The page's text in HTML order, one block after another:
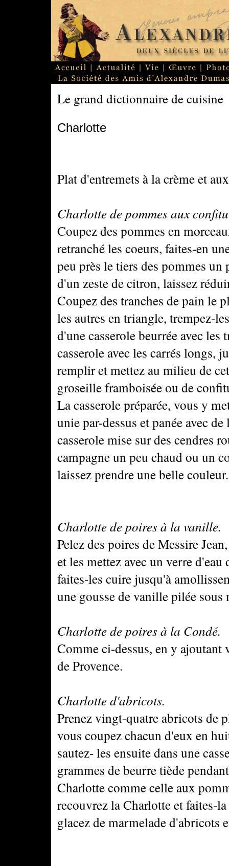
Le grand dictionnaire de cuisine
Charlotte
Plat d'entremets à la crème et
Charlotte de pommes aux
Coupez des pommes en
retranché les coeurs, faites-en
peu près le tiers des pommes
d'un zeste de citron, laissez
Coupez des tranches de pain le
les autres en triangle, trempez-
d'une casserole beurrée avec
casserole avec les carrés longs,
remplir et mettez au milieu de
groseille framboisée ou de
La casserole préparée, vous y
unie par-dessus et panée avec
casserole mise sur des cendres
campagne un peu chaud ou un
laissez prendre une belle couleur.
Charlotte de poires à la vanille.
Pelez des poires de Messire
et les mettez avec un verre
faites-les cuire jusqu'à
une gousse de vanille pilée sous
Charlotte de poires à la Condé.
Comme ci-dessus, en y
de Provence.
Charlotte d'abricots.
Prenez vingt-quatre abricots de
vous coupez chacun d'eux en
sautez- les ensuite dans une
grammes de beurre tiède
Charlotte comme celle aux
recouvrez la Charlotte et faites-
glacez de marmelade d'abricots